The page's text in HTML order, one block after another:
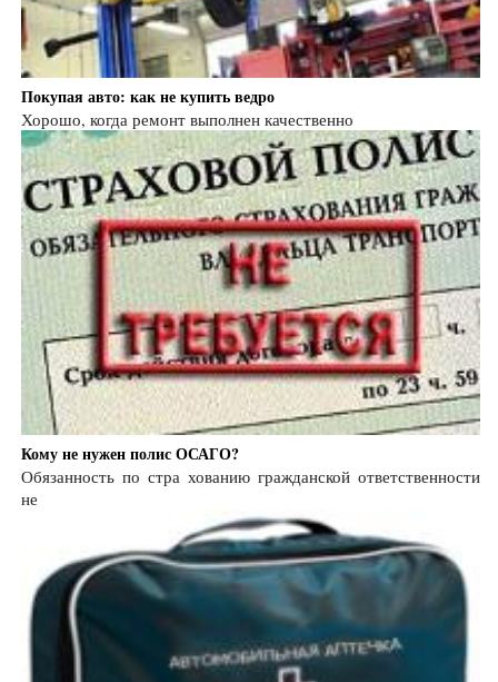
Покупая авто: как не купить ведро
Хорошо, когда ремонт выполнен качественно
Кому не нужен полис ОСАГО?
Обязанность по стра хованию гражданской ответственности
не